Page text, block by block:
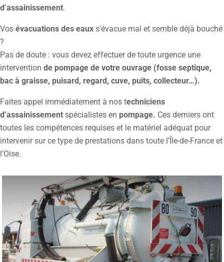
d’assainissement.
Vos évacuations des eaux s’évacue mal et semble déjà bouché
?
Pas de doute : vous devez effectuer de toute urgence une
intervention de pompage de votre ouvrage (fosse septique,
bac à graisse, puisard, regard, cuve, puits, collecteur…).
Faites appel immédiatement à nos techniciens
d’assainissement spécialistes en pompage. Ces derniers ont
toutes les compétences requises et le matériel adéquat pour
intervenir sur ce type de prestations dans toute l’Île-de-France et
l’Oise.